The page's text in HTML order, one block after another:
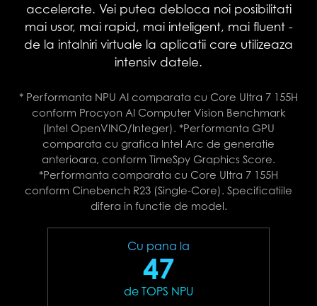
accelerate. Vei putea debloca noi posibilitati
mai usor, mai rapid, mai inteligent, mai fluent -
de la intalniri virtuale la aplicatii care utilizeaza
intensiv datele.
* Performanta NPU AI comparata cu Core Ultra 7 155H
conform Procyon AI Computer Vision Benchmark
(Intel OpenVINO/Integer). *Performanta GPU
comparata cu grafica Intel Arc de generatie
anterioara, conform TimeSpy Graphics Score.
*Performanta comparata cu Core Ultra 7 155H
conform Cinebench R23 (Single-Core). Specificatiile
difera in functie de model.
Cu pana la
47
de TOPS NPU